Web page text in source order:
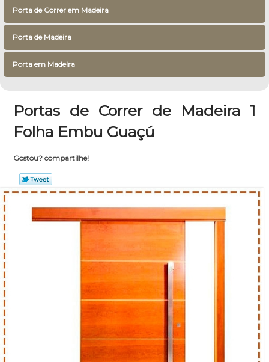
Porta de Correr em Madeira
Porta de Madeira
Porta em Madeira
Portas de Correr de Madeira 1
Folha Embu Guaçú
Gostou? compartilhe!